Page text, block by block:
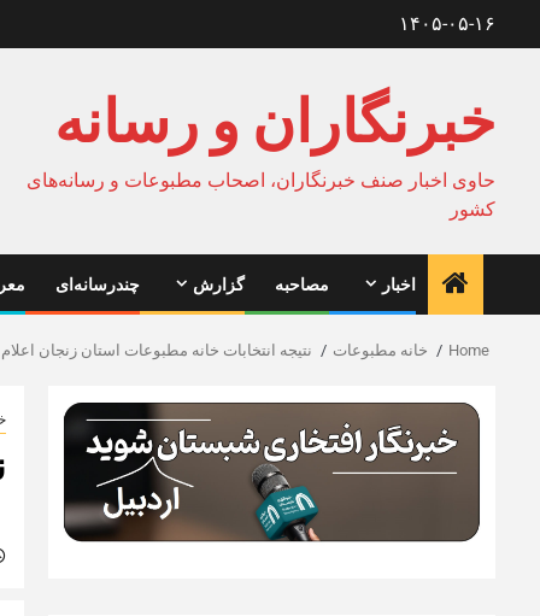
۱۴۰۵-۰۵-۱۶
خبرنگاران و رسانه
حاوی اخبار صنف خبرنگاران، اصحاب مطبوعات و رسانه‌های
کشور
اخبار مصاحبه گزارش چندرسانه‌ای
Home خانه مطبوعات نتیجه انتخابات خانه مطبوعات استان زنجان